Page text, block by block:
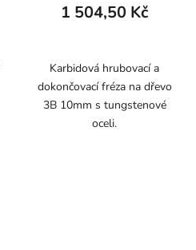
1 504,50 Kč
Karbidová hrubovací a
dokončovací fréza na dřevo
3B 10mm s tungstenové
oceli.